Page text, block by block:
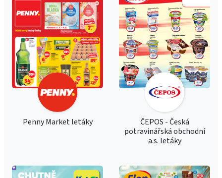
Penny Market letáky
ČEPOS - Česká
potravinářská obchodní
a.s. letáky